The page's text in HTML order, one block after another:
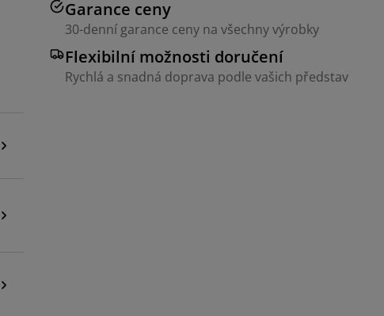
Garance ceny
30-denní garance ceny na všechny výrobky
Flexibilní možnosti doručení
Rychlá a snadná doprava podle vašich představ